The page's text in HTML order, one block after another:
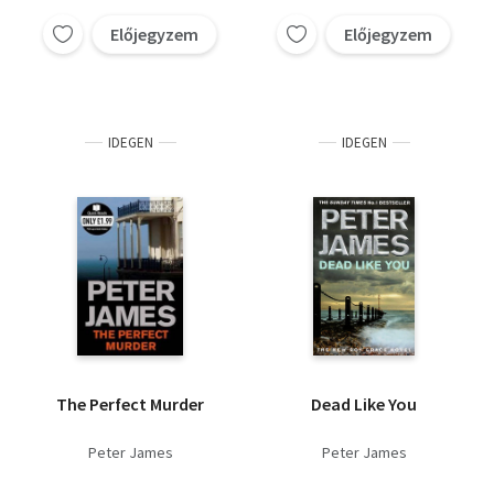
Előjegyzem Előjegyzem
IDEGEN
The Perfect Murder
Peter James
IDEGEN
Dead Like You
Peter James